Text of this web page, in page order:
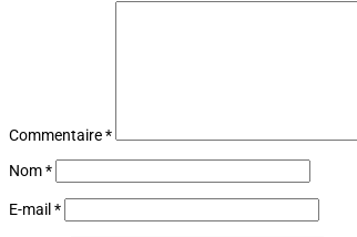
Commentaire*
Nom*
E-mail *